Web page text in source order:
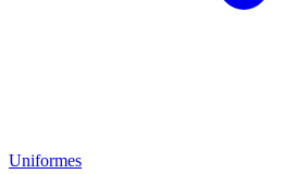
Uniformes